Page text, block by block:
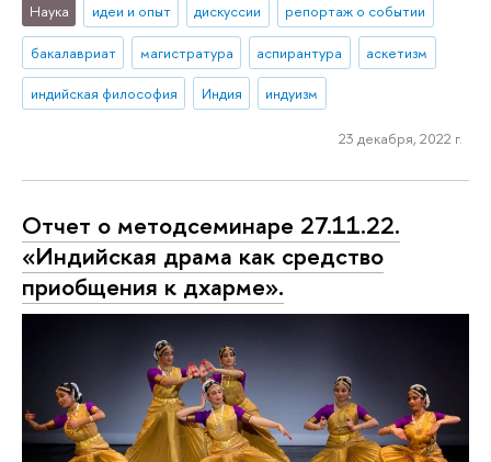
Наука идеи и опыт дискуссии репортаж о событии
бакалавриат магистратура аспирантура аскетизм
индийская философия Индия индуизм
23 декабря, 2022 г.
Отчет о методсеминаре 27.11.22.
«Индийская драма как средство
приобщения к дхарме».